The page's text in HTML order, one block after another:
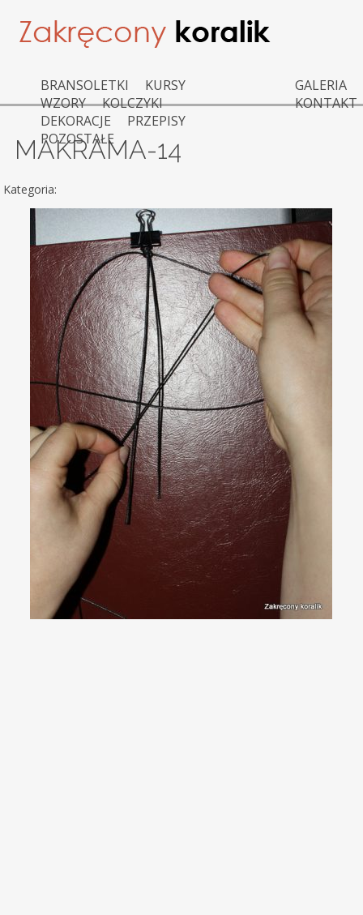
BRANSOLETKI
KURSY
WZORY
KOLCZYKI
DEKORACJE
PRZEPISY
POZOSTAŁE
GALERIA
KONTAKT
MAKRAMA-14
Kategoria: